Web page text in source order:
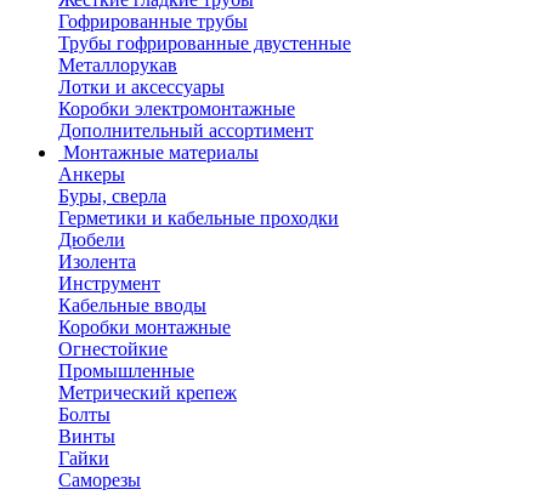
Гофрированные трубы
Трубы гофрированные двустенные
Металлорукав
Лотки и аксессуары
Коробки электромонтажные
Дополнительный ассортимент
Монтажные материалы
Анкеры
Буры, сверла
Герметики и кабельные проходки
Дюбели
Изолента
Инструмент
Кабельные вводы
Коробки монтажные
Огнестойкие
Промышленные
Метрический крепеж
Болты
Винты
Гайки
Саморезы